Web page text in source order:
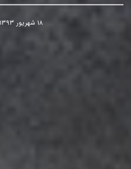
۱۸ شهریور ۱۳۹۳